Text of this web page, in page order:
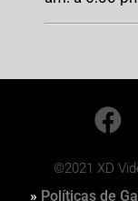
©2021 XD
» Políticas de